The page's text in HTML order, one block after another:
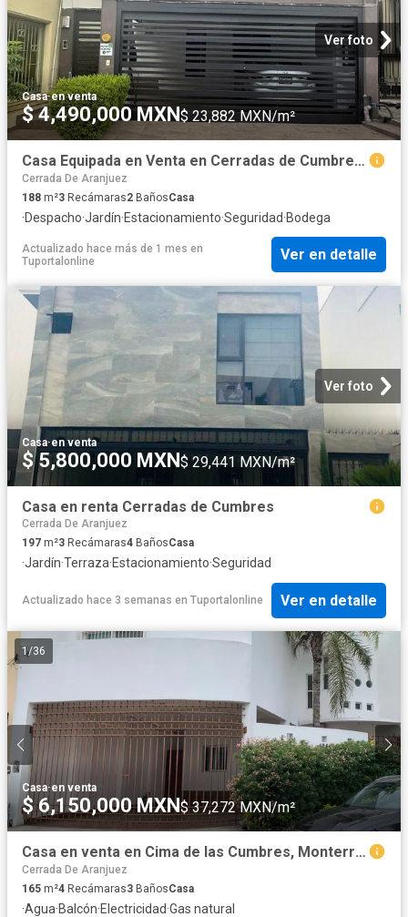
Ver foto
Casa·en venta
$ 4,490,000 MXN$ 23,882 MXN/m²
Casa Equipada en Venta en Cerradas de Cumbres I 3 Recamaras Oficina
Cerrada De Aranjuez
188 m²3 Recámaras2 BañosCasa
·Despacho·Jardín·Estacionamiento·Seguridad·Bodega
Actualizado hace más de 1 mes en
Tuportalonline
Ver en detalle
Ver foto
Casa·en venta
$ 5,800,000 MXN$ 29,441 MXN/m²
Casa en renta Cerradas de Cumbres
Cerrada De Aranjuez
197 m²3 Recámaras4 BañosCasa
·Jardín·Terraza·Estacionamiento·Seguridad
Actualizado hace 3 semanas en Tuportalonline Ver en detalle
1/36
Casa·en venta
$ 6,150,000 MXN$ 37,272 MXN/m²
Casa en venta en Cima de las Cumbres, Monterrey | Esquina, 4 recámaras y fraccionamiento privado
Cerrada De Aranjuez
165 m²4 Recámaras3 BañosCasa
·Agua·Balcón·Electricidad·Gas natural